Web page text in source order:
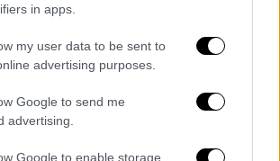
in apps.
my user data to be sent to
advertising purposes.
Google to send me
advertising.
Google to enable storage
από το
της εποχής του
βασιλιά